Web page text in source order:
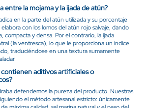
entre la mojama y la ijada de atún?
en la parte del atún utilizada y su porcentaje
con los lomos del atún rojo salvaje, dando
compacta y densa. Por el contrario, la ijada
(la ventresca), lo que le proporciona un índice
traduciéndose en una textura sumamente
contienen aditivos artificiales o
defendemos la pureza del producto. Nuestras
el método artesanal estricto: únicamente